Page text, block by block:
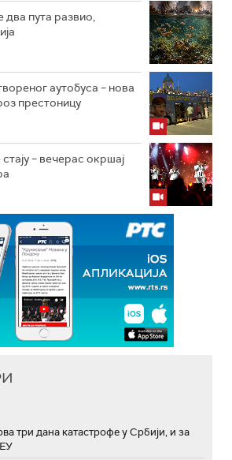
пута развио,
аутобуса – нова
престоницу
– вечерас окршај
три дана катастрофе у Србији, и за